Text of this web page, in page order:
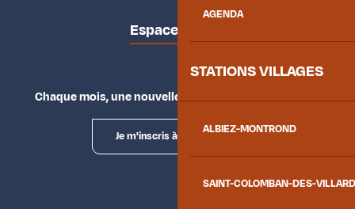
AGENDA
STATIONS VILLAGES
ALBIEZ-MONTROND
SAINT-COLOMBAN-DES-
Espace presse
Chaque mois, une nouvelle façon d'explorer la vallée.
Je m'inscris à la newsletter